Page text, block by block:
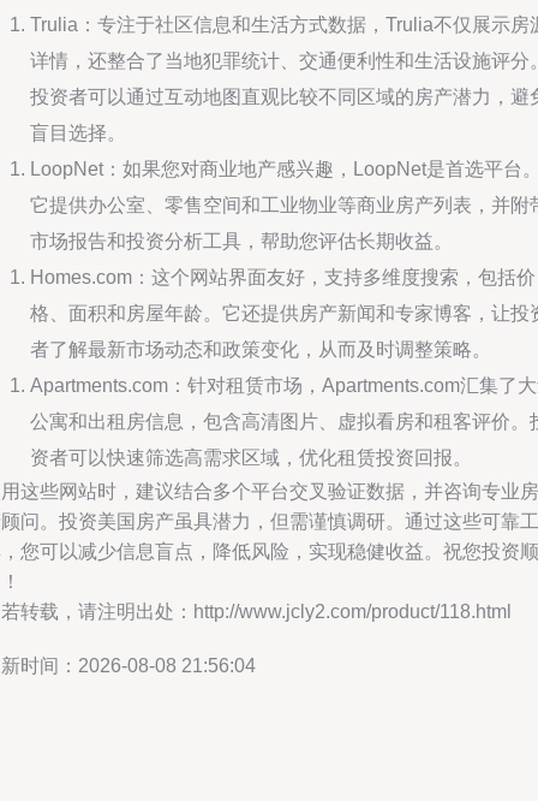
Trulia：专注于社区信息和生活方式数据，Trulia不仅展示房
详情，还整合了当地犯罪统计、交通便利性和生活设施评分
投资者可以通过互动地图直观比较不同区域的房产潜力，避
盲目选择。
LoopNet：如果您对商业地产感兴趣，LoopNet是首选平台
它提供办公室、零售空间和工业物业等商业房产列表，并附
市场报告和投资分析工具，帮助您评估长期收益。
Homes.com：这个网站界面友好，支持多维度搜索，包括价
格、面积和房屋年龄。它还提供房产新闻和专家博客，让投
者了解最新市场动态和政策变化，从而及时调整策略。
Apartments.com：针对租赁市场，Apartments.com汇集了
公寓和出租房信息，包含高清图片、虚拟看房和租客评价。
资者可以快速筛选高需求区域，优化租赁投资回报。
这些网站时，建议结合多个平台交叉验证数据，并咨询专业房
问。投资美国房产虽具潜力，但需谨慎调研。通过这些可靠工
您可以减少信息盲点，降低风险，实现稳健收益。祝您投资顺
转载，请注明出处：http://www.jcly2.com/product/118.html
时间：2026-08-08 21:56:04